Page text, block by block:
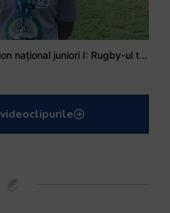
Mohamed Salhi, vicecampion național juniori I: Rugby-ul te învață să accepți și înfrângerile